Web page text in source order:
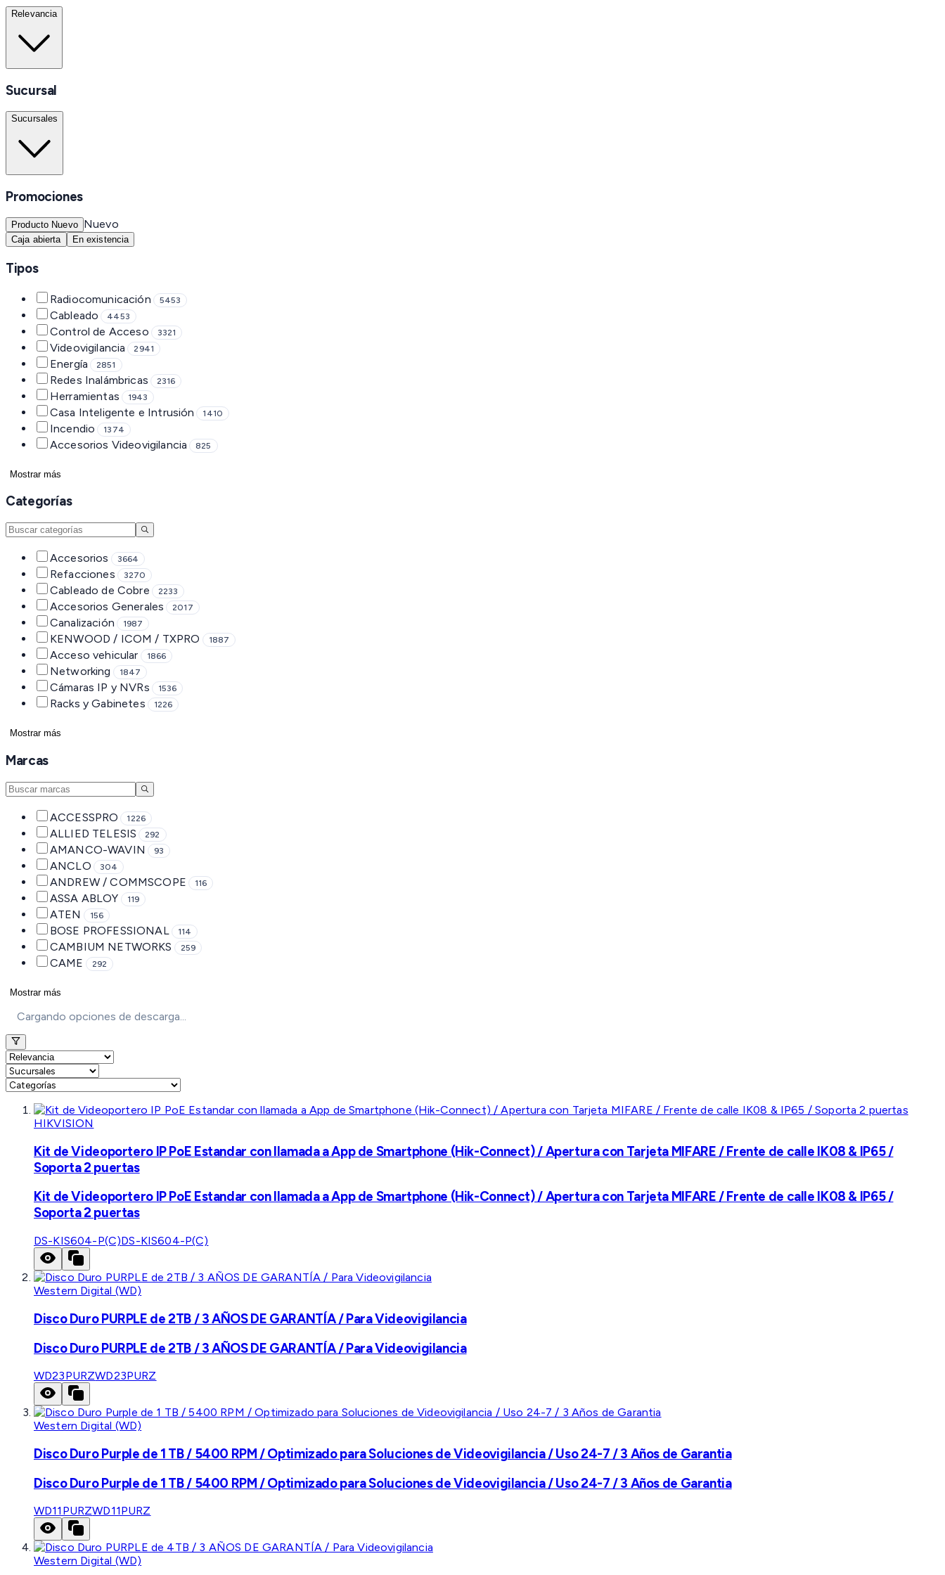
Relevancia
Sucursal
Sucursales
Promociones
Producto Nuevo Nuevo
Caja abierta En existencia
Tipos
Radiocomunicación 5453
Cableado 4453
Control de Acceso 3321
Videovigilancia 2941
Energía 2851
Redes Inalámbricas 2316
Herramientas 1943
Casa Inteligente e Intrusión 1410
Incendio 1374
Accesorios Videovigilancia 825
Mostrar más
Categorías
Accesorios 3664
Refacciones 3270
Cableado de Cobre 2233
Accesorios Generales 2017
Canalización 1987
KENWOOD / ICOM / TXPRO 1887
Acceso vehicular 1866
Networking 1847
Cámaras IP y NVRs 1536
Racks y Gabinetes 1226
Mostrar más
Marcas
ACCESSPRO 1226
ALLIED TELESIS 292
AMANCO-WAVIN 93
ANCLO 304
ANDREW / COMMSCOPE 116
ASSA ABLOY 119
ATEN 156
BOSE PROFESSIONAL 114
CAMBIUM NETWORKS 259
CAME 292
Mostrar más
Cargando opciones de descarga...
HIKVISION
Kit de Videoportero IP PoE Estandar con llamada a App de Smartphone (Hik-Connect) / Apertura con Tarjeta MIFARE / Frente de calle IK08 & IP65 /
Soporta 2 puertas
Kit de Videoportero IP PoE Estandar con llamada a App de Smartphone (Hik-Connect) / Apertura con Tarjeta MIFARE / Frente de calle IK08 & IP65 /
Soporta 2 puertas
DS-KIS604-P(C)DS-KIS604-P(C)
Western Digital (WD)
Disco Duro PURPLE de 2TB / 3 AÑOS DE GARANTÍA / Para Videovigilancia
Disco Duro PURPLE de 2TB / 3 AÑOS DE GARANTÍA / Para Videovigilancia
WD23PURZWD23PURZ
Western Digital (WD)
Disco Duro Purple de 1 TB / 5400 RPM / Optimizado para Soluciones de Videovigilancia / Uso 24-7 / 3 Años de Garantia
Disco Duro Purple de 1 TB / 5400 RPM / Optimizado para Soluciones de Videovigilancia / Uso 24-7 / 3 Años de Garantia
WD11PURZWD11PURZ
Western Digital (WD)